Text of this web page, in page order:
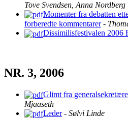
Tove Svendsen, Anna Nordberg
Momenter fra debatten
forberedte kommentarer-
Dissimilisfestivalen 2006
NR. 3, 2006
Glimt fra
Mjaaseth
Leder- Sølvi Linde